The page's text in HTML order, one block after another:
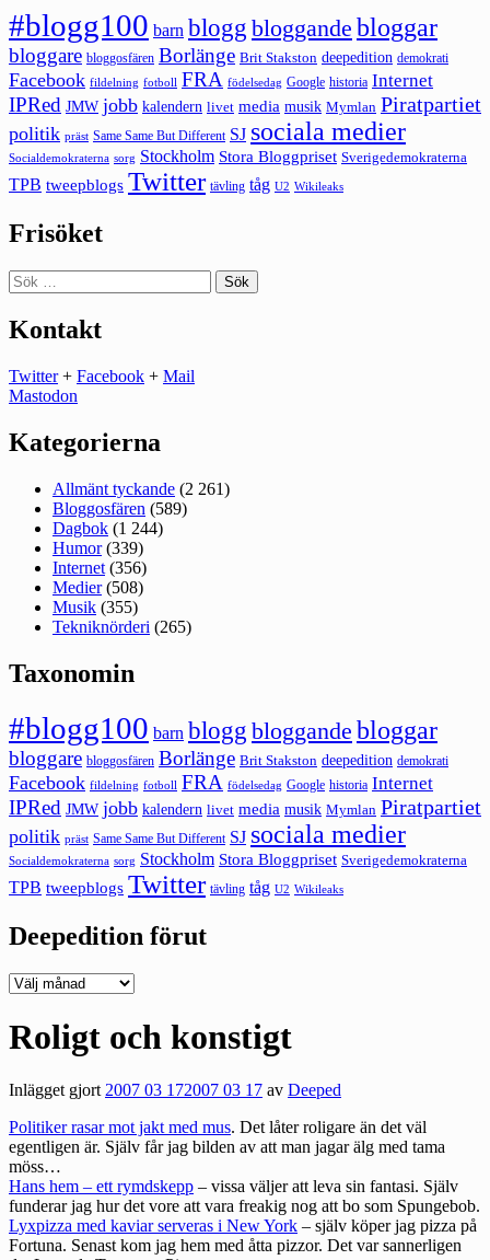
#blogg100 barn blogg bloggande bloggar
bloggare bloggosfären Borlänge Brit Stakston deepedition demokrati
Facebook fildelning fotboll FRA födelsedag Google historia Internet
IPRed JMW jobb kalendern livet media musik Mymlan Piratpartiet
politik präst Same Same But Different SJ sociala medier
Socialdemokraterna sorg Stockholm Stora Bloggpriset Sverigedemokraterna
TPB tweepblogs Twitter tävling tåg U2 Wikileaks
Frisöket
Sök
efter:
Kontakt
Twitter+ Facebook + Mail
Mastodon
Kategorierna
Allmänt tyckande (2 261)
Bloggosfären (589)
Dagbok (1 244)
Humor(339)
Internet (356)
Medier(508)
Musik (355)
Tekniknörderi (265)
Taxonomin
#blogg100 barn blogg bloggande bloggar
bloggare bloggosfären Borlänge Brit Stakston deepedition demokrati
Facebook fildelning fotboll FRA födelsedag Google historia Internet
IPRed JMW jobb kalendern livet media musik Mymlan Piratpartiet
politik präst Same Same But Different SJ sociala medier
Socialdemokraterna sorg Stockholm Stora Bloggpriset Sverigedemokraterna
TPB tweepblogs Twitter tävling tåg U2 Wikileaks
Deepedition förut
Deepedition
Roligt och konstigt
Inlägget gjort2007 03 172007 03 17 av Deeped
Politiker rasar mot jakt med mus. Det låter roligare än det väl
egentligen är. Själv får jag bilden av att man jagar älg med tama
möss…
Hans hem – ett rymdskepp – vissa väljer att leva sin fantasi. Själv
funderar jag hur det vore att vara freakig nog att bo som Spungebob.
Lyxpizza med kaviar serveras i New York – själv köper jag pizza på
Fortuna. Senast kom jag hem med åtta pizzor. Det var sannerligen